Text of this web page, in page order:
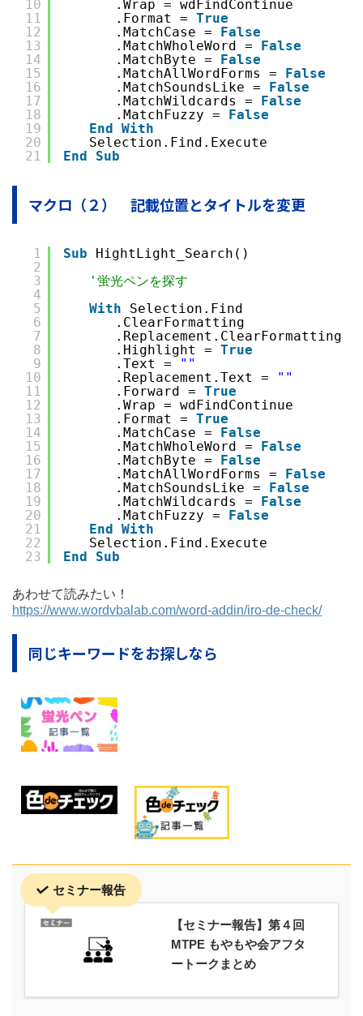
10
11
12
13
14
15
16
17
18
19
20
21
.Wrap = wdFindContinue
.Format = True
.MatchCase =
False
.MatchWholeWord =
False
.MatchByte =
False
.MatchAllWordForms =
False
.MatchSoundsLike =
False
.MatchWildcards =
False
.MatchFuzzy =
False
End
With
Selection.Find.Execute
End
Sub
マクロ（２） 記載位置とタイトルを変更
1
2
3
4
5
6
7
8
9
10
11
12
13
14
15
16
17
18
19
20
21
22
23
Sub
HightLight_Search()
'蛍光ペンを探す
With
Selection.Find
.ClearFormatting
.Replacement.ClearFormatting
.Highlight = True
.Text =
""
.Replacement.Text =
""
.Forward = True
.Wrap = wdFindContinue
.Format = True
.MatchCase =
False
.MatchWholeWord =
False
.MatchByte =
False
.MatchAllWordForms =
False
.MatchSoundsLike =
False
.MatchWildcards =
False
.MatchFuzzy =
False
End
With
Selection.Find.Execute
End
Sub
あわせて読みたい！
https://www.wordvbalab.com/word-addin/iro-de-check/
同じキーワードをお探しなら
セミナー報告
【セミナー報告】第４回
MTPE もやもや会アフタ
ートークまとめ